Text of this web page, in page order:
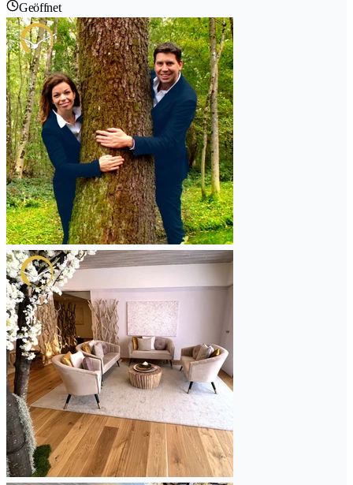
Geöffnet